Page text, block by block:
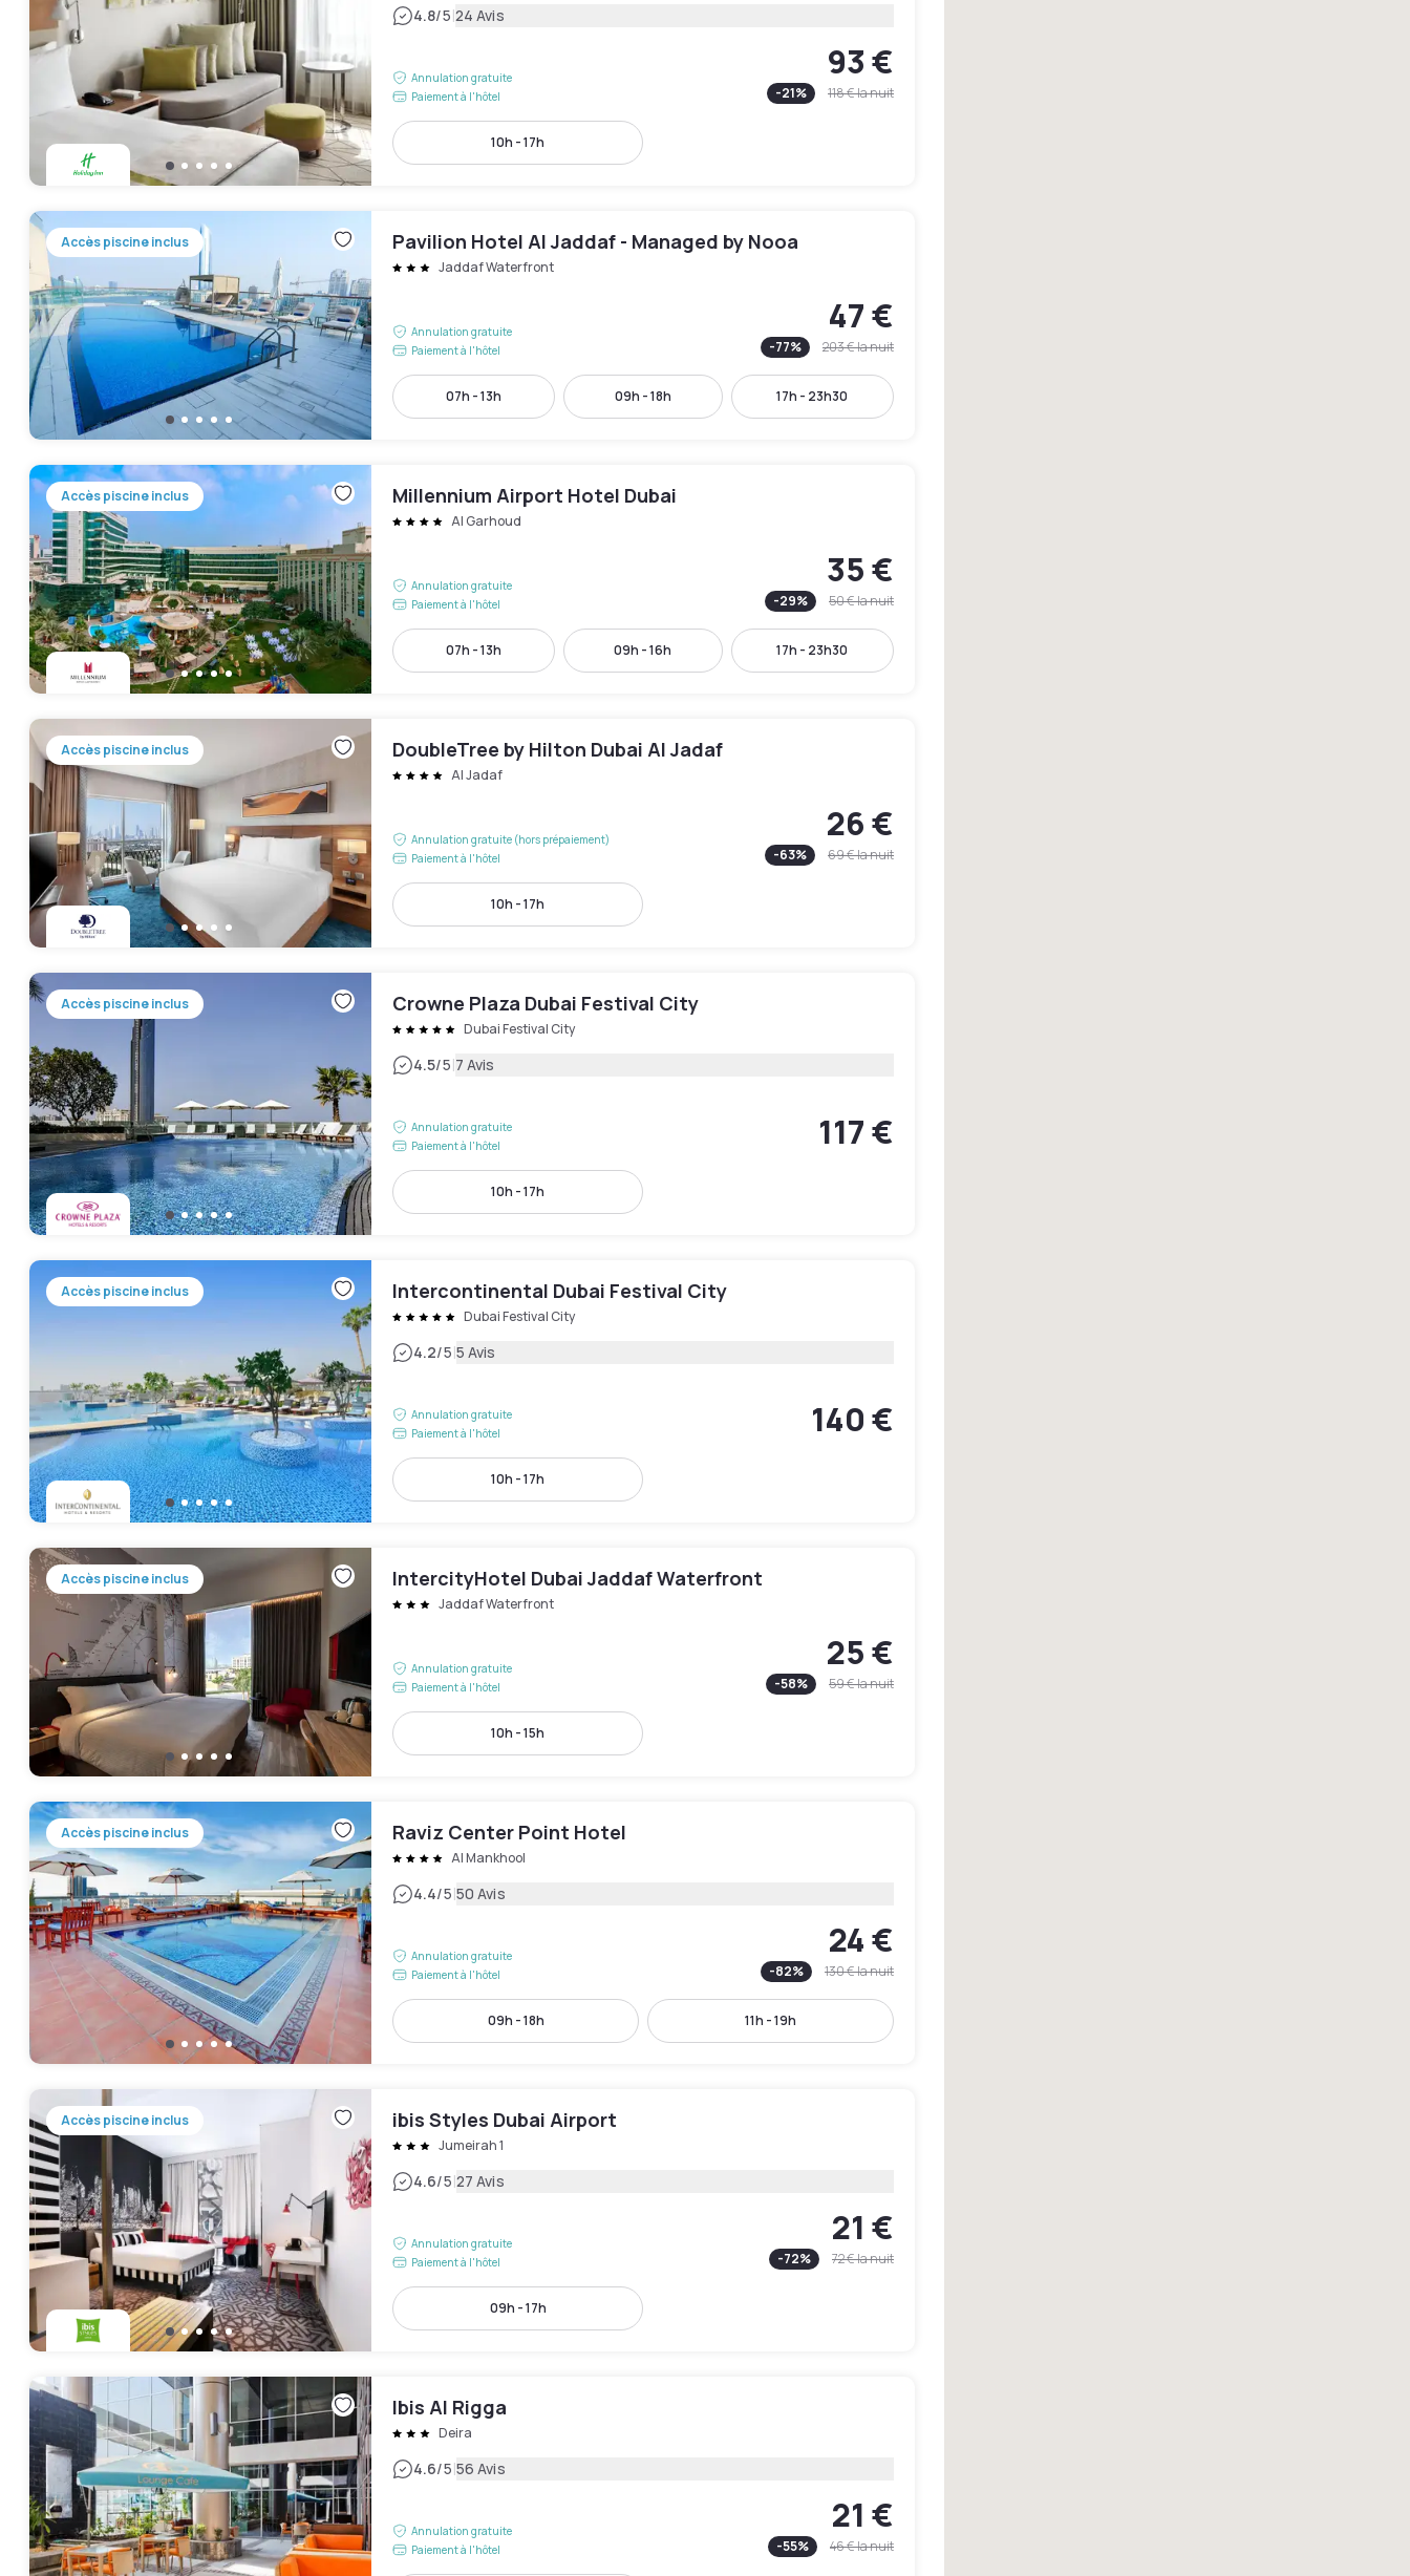
4.8/5|24 Avis
Annulation gratuite
Paiement à l'hôtel
93 €
-21% 118 €la nuit
10h - 17h
Accès piscine inclus Pavilion Hotel Al Jaddaf - Managed by Nooa
Jaddaf Waterfront
Annulation gratuite
Paiement à l'hôtel
47 €
-77% 203 €la nuit
07h - 13h 09h - 18h 17h - 23h30
Accès piscine inclus Millennium Airport Hotel Dubai
Al Garhoud
Annulation gratuite
Paiement à l'hôtel
35 €
-29% 50 €la nuit
07h - 13h 09h - 16h 17h - 23h30
Accès piscine inclus DoubleTree by Hilton Dubai Al Jadaf
Al Jadaf
Annulation gratuite (hors prépaiement)
Paiement à l'hôtel
26 €
-63% 69 €la nuit
10h - 17h
Accès piscine inclus Crowne Plaza Dubai Festival City
Dubai Festival City
4.5/5|7 Avis
Annulation gratuite
Paiement à l'hôtel
117 €
10h - 17h
Accès piscine inclus Intercontinental Dubai Festival City
Dubai Festival City
4.2/5|5 Avis
Annulation gratuite
Paiement à l'hôtel
140 €
10h - 17h
Accès piscine inclus IntercityHotel Dubai Jaddaf Waterfront
Jaddaf Waterfront
Annulation gratuite
Paiement à l'hôtel
25 €
-58% 59 €la nuit
10h - 15h
Accès piscine inclus Raviz Center Point Hotel
Al Mankhool
4.4/5|50 Avis
Annulation gratuite
Paiement à l'hôtel
24 €
-82% 130 €la nuit
09h - 18h 11h - 19h
Accès piscine inclus ibis Styles Dubai Airport
Jumeirah 1
4.6/5|27 Avis
Annulation gratuite
Paiement à l'hôtel
21 €
-72% 72 €la nuit
09h - 17h
Ibis Al Rigga
Deira
4.6/5|56 Avis
Annulation gratuite
Paiement à l'hôtel
21 €
-55% 46 €la nuit